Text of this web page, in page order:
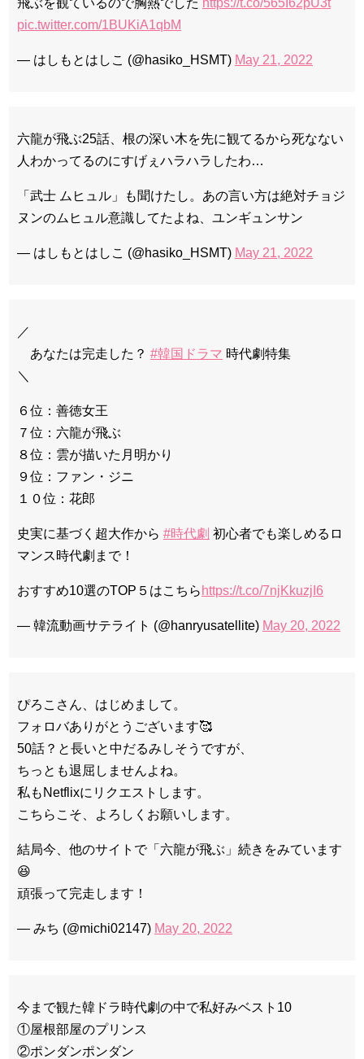
pic.twitter.com/1BUKiA1qbM
— はしもとはしこ (@hasiko_HSMT) May 21, 2022
六龍が飛ぶ25話、根の深い木を先に観てるから死なない
人わかってるのにすげぇハラハラしたわ…
「武士 ムヒュル」も聞けたし。あの言い方は絶対チョジ
ヌンのムヒュル意識してたよね、ユンギュンサン
— はしもとはしこ (@hasiko_HSMT) May 21, 2022
／
あなたは完走した？ #韓国ドラマ 時代劇特集
＼
６位：善徳女王
７位：六龍が飛ぶ
８位：雲が描いた月明かり
９位：ファン・ジニ
１０位：花郎
史実に基づく超大作から #時代劇 初心者でも楽しめるロ
マンス時代劇まで！
おすすめ10選のTOP５はこちら https://t.co/7njKkuzjI6
— 韓流動画サテライト (@hanryusatellite) May 20, 2022
ぴろこさん、はじめまして。
フォロバありがとうございます🥰
50話？と長いと中だるみしそうですが、
ちっとも退屈しませんよね。
私もNetflixにリクエストします。
こちらこそ、よろしくお願いします。
結局今、他のサイトで「六龍が飛ぶ」続きをみています
😆
頑張って完走します！
— みち (@michi02147) May 20, 2022
今まで観た韓ドラ時代劇の中で私好みベスト10
①屋根部屋のプリンス
②ポンダンポンダン